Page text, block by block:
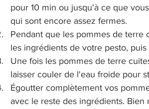
pour 10 min ou jusqu'à ce que
qui sont encore assez fermes.
Pendant que les pommes de terre
les ingrédients de votre pesto,
Une fois les pommes de terre
laisser couler de l'eau froide pour
Égoutter complètement vos
avec le reste des ingrédients. Bien